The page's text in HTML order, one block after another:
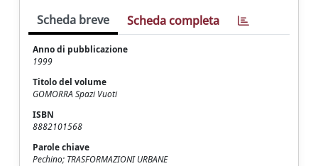
Scheda breve Scheda completa
Anno di pubblicazione
1999
Titolo del volume
GOMORRA Spazi Vuoti
ISBN
8882101568
Parole chiave
Pechino; TRASFORMAZIONI URBANE